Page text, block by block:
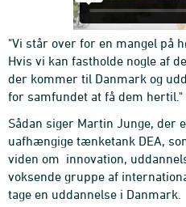
"Vi står over for en mangel på
Hvis vi kan fastholde nogle af
der kommer til Danmark og
for samfundet at få dem hertil."
Sådan siger Martin Junge, der
uafhængige tænketank DEA,
viden om innovation,
voksende gruppe af
tage en uddannelse i Danmark.